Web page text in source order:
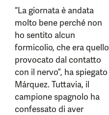
“La giornata è andata
molto bene perché non
ho sentito alcun
formicolio, che era quello
provocato dal contatto
con il nervo”, ha spiegato
Márquez. Tuttavia, il
campione spagnolo ha
confessato di aver